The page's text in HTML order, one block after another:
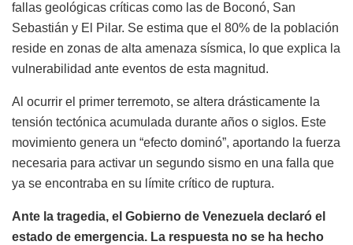
fallas geológicas críticas como las de Boconó, San
Sebastián y El Pilar. Se estima que el 80% de la población
reside en zonas de alta amenaza sísmica, lo que explica la
vulnerabilidad ante eventos de esta magnitud.
Al ocurrir el primer terremoto, se altera drásticamente la
tensión tectónica acumulada durante años o siglos. Este
movimiento genera un “efecto dominó”, aportando la fuerza
necesaria para activar un segundo sismo en una falla que
ya se encontraba en su límite crítico de ruptura.
Ante la tragedia, el Gobierno de Venezuela declaró el
estado de emergencia. La respuesta no se ha hecho